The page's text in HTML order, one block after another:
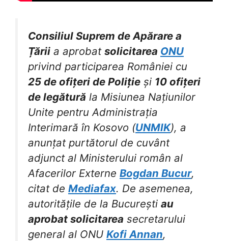
Consiliul Suprem de Apărare a
Țării a aprobat solicitarea ONU
privind participarea României cu
25 de ofițeri de Poliție și 10 ofițeri
de legătură la Misiunea Națiunilor
Unite pentru Administrația
Interimară în Kosovo (UNMIK), a
anunțat purtătorul de cuvânt
adjunct al Ministerului român al
Afacerilor Externe Bogdan Bucur,
citat de Mediafax. De asemenea,
autoritățile de la București au
aprobat solicitarea secretarului
general al ONU Kofi Annan,